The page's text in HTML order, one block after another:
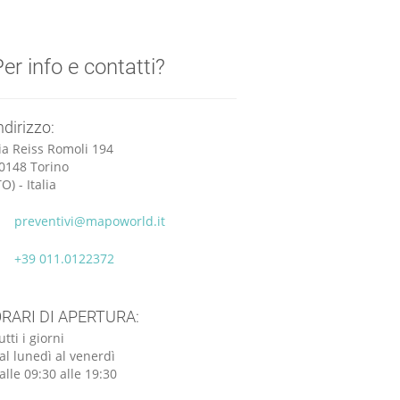
info e contatti?
Reiss Romoli 194
Torino
- Italia
preventivi@mapoworld.it
+39 011.0122372
DI APERTURA:
i giorni
lunedì al venerdì
09:30 alle 19:30